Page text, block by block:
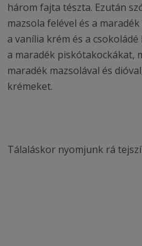
három fajta tészta. Ezután
mazsola felével és a
a vanília krém és a
a maradék piskótakockákat,
maradék mazsolával és
krémeket.
Tálaláskor nyomjunk rá